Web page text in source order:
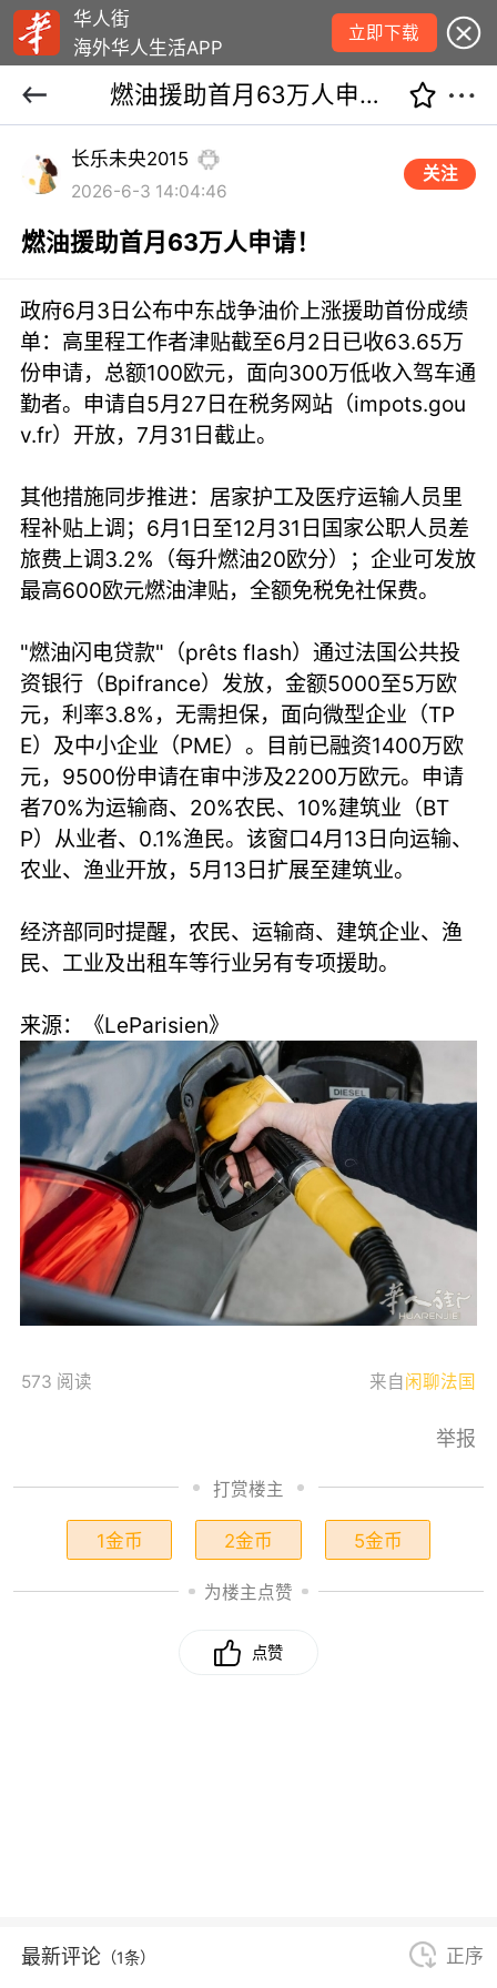
华人街
海外华人生活APP
立即下载
燃油援助首月63万人申请！
长乐未央2015
2026-6-3 14:04:46
关注
燃油援助首月63万人申请！
政府6月3日公布中东战争油价上涨援助首份成绩
单：高里程工作者津贴截至6月2日已收63.65万
份申请，总额100欧元，面向300万低收入驾车通
勤者。申请自5月27日在税务网站（impots.gou
v.fr）开放，7月31日截止。
其他措施同步推进：居家护工及医疗运输人员里
程补贴上调；6月1日至12月31日国家公职人员差
旅费上调3.2%（每升燃油20欧分）；企业可发放
最高600欧元燃油津贴，全额免税免社保费。
"燃油闪电贷款"（prêts flash）通过法国公共投
资银行（Bpifrance）发放，金额5000至5万欧
元，利率3.8%，无需担保，面向微型企业（TP
E）及中小企业（PME）。目前已融资1400万欧
元，9500份申请在审中涉及2200万欧元。申请
者70%为运输商、20%农民、10%建筑业（BT
P）从业者、0.1%渔民。该窗口4月13日向运输、
农业、渔业开放，5月13日扩展至建筑业。
经济部同时提醒，农民、运输商、建筑企业、渔
民、工业及出租车等行业另有专项援助。
来源：《LeParisien》
573 阅读 来自 闲聊法国
举报
打赏楼主
1金币 2金币 5金币
为楼主点赞
点赞
最新评论 （1条） 正序